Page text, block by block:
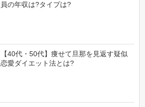
員の年収は?タイプは?
【40代・50代】痩せて旦那を見返す疑似
恋愛ダイエット法とは?